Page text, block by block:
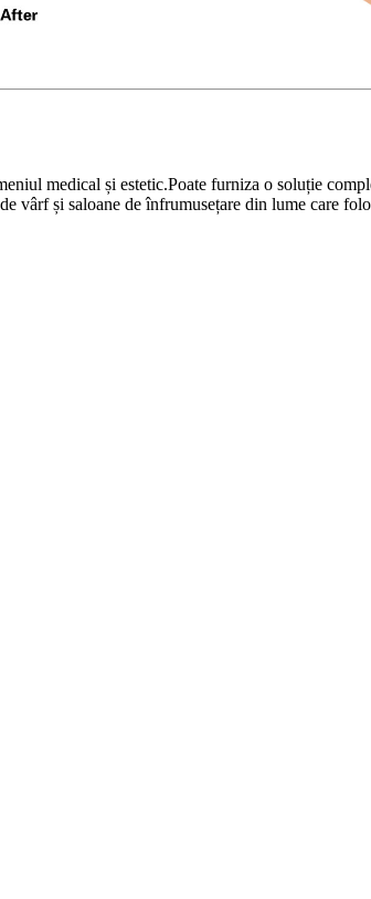
medical și estetic.Poate furniza o soluție
vârf și saloane de înfrumusețare din lume care